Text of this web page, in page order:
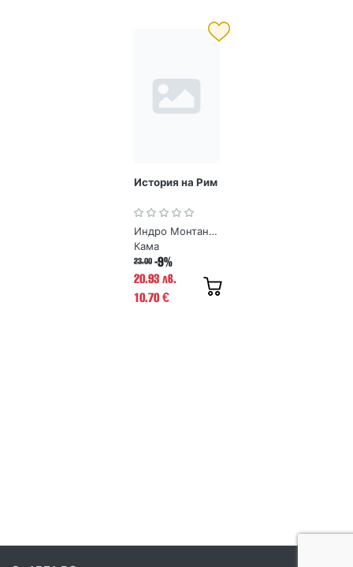
История на Рим
Индро Монтанели
Кама
23.00 -9%
20.93 лв.
10.70 €